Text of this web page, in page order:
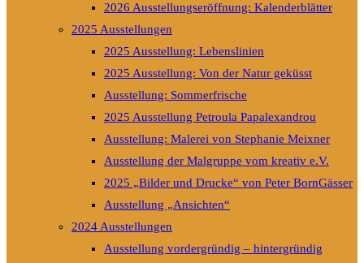
2026 Ausstellungseröffnung: Kalenderblätter
2025 Ausstellungen
2025 Ausstellung: Lebenslinien
2025 Ausstellung: Von der Natur geküsst
Ausstellung: Sommerfrische
2025 Ausstellung Petroula Papalexandrou
Ausstellung: Malerei von Stephanie Meixner
Ausstellung der Malgruppe vom kreativ e.V.
2025 „Bilder und Drucke“ von Peter BornGässer
Ausstellung „Ansichten“
2024 Ausstellungen
Ausstellung vordergründig – hintergründig